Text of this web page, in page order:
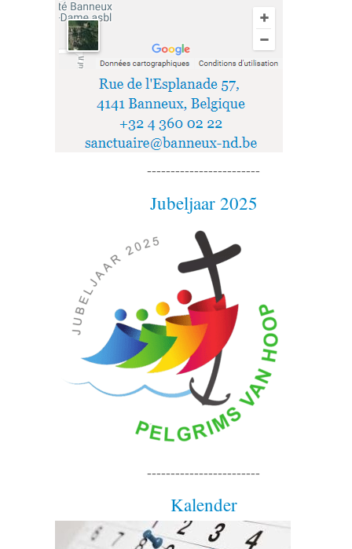
------------------------
Jubeljaar 2025
------------------------
Kalender